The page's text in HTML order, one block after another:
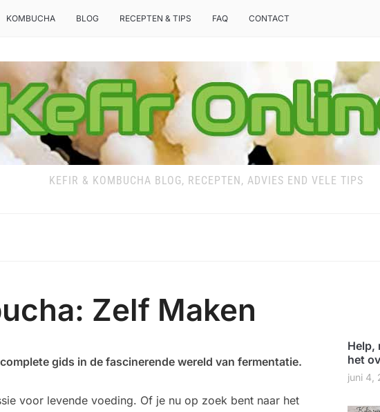
KOMBUCHA BLOG RECEPTEN & TIPS FAQ CONTACT
KEFIR & KOMBUCHA BLOG, RECEPTEN, ADVIES END VELE TIPS
Zelf Maken
gids in de fascinerende wereld van fermentatie.
voor levende voeding. Of je nu op zoek bent naar het
Help,
het
juni 4,